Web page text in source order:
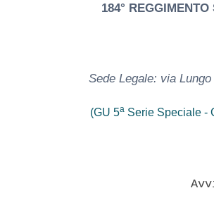
184°
Sede Legale: via
(GU 5a Serie Speciale -